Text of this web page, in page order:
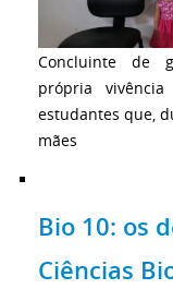
Concluinte de
própria
estudantes que,
mães
Bio 10: os
Ciências